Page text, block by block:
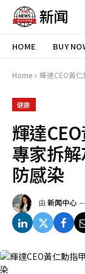
HOME BUY
Home » 輝達CEO黃仁
健康
輝達
專家拆
防感染
由 新闻中心